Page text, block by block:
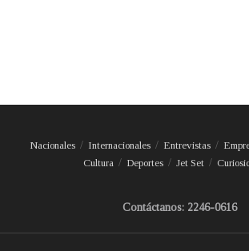
Nacionales Internacionales Entrevistas
Cultura
Deportes Jet Set
Contáctanos: 2246-0616